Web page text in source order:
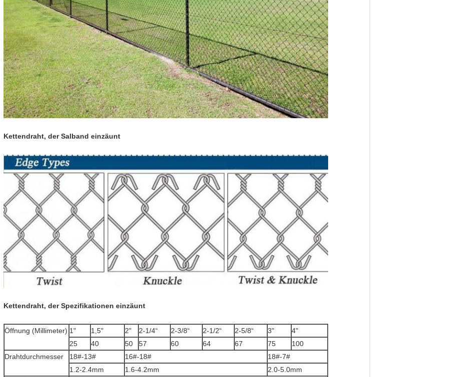
Kettendraht, der Salband einzäunt
Kettendraht, der Spezifikationen einzäunt
Öffnung (Millimeter) 1" 1,5" 2" 2-1/4“ 2-3/8“ 2-1/2“ 2-5/8“ 3"
4"
25
40 50 57 60 64 67 75
100
Drahtdurchmesser
18#-13# 16#-18#
18#-7#
1.2-2.4mm
1.6-4.2mm
2.0-5.0mm